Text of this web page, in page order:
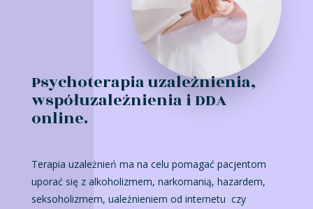
Psychoterapia uzależnienia,
współuzależnienia i DDA
online.
Terapia uzależnień ma na celu pomagać pacjentom
uporać się z alkoholizmem, narkomanią, hazardem,
seksoholizmem, uależnieniem od internetu czy